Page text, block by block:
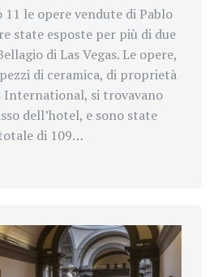
11 le opere vendute di Pablo
state esposte per più di due
di Las Vegas. Le opere,
di ceramica, di proprietà
International, si trovavano
dell’hotel, e sono state
di 109…